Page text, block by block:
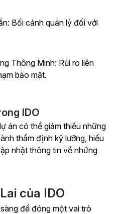
Bối cảnh quản lý đối với
Thông Minh: Rủi ro liên
bảo mật.
IDO
án có thể giảm thiểu những
thẩm định kỹ lưỡng, hiểu
nhật thông tin về những
của IDO
để đóng một vai trò